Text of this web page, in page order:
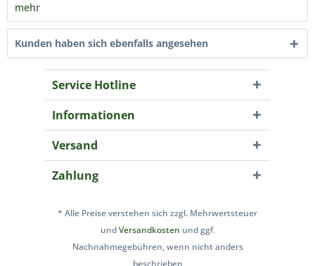
mehr
Kunden haben sich ebenfalls angesehen
Service Hotline
Informationen
Versand
Zahlung
* Alle Preise verstehen sich zzgl. Mehrwertsteuer
undVersandkosten und ggf.
Nachnahmegebühren, wenn nicht anders